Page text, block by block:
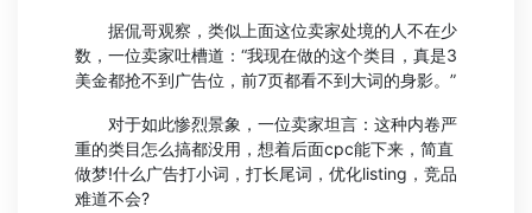
据侃哥观察，类似上面这位卖家处境的人不在少
数，一位卖家吐槽道：“我现在做的这个类目，真是3
美金都抢不到广告位，前7页都看不到大词的身影。”
对于如此惨烈景象，一位卖家坦言：这种内卷严
重的类目怎么搞都没用，想着后面cpc能下来，简直
做梦!什么广告打小词，打长尾词，优化listing，竞品
难道不会?